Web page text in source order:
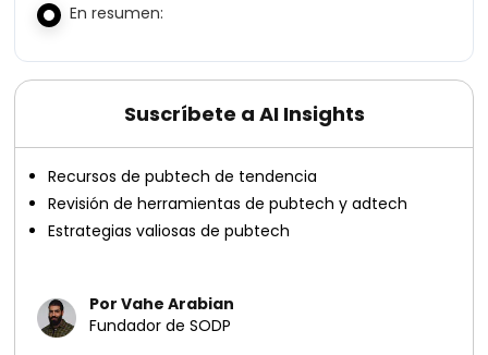
En resumen:
Suscríbete a AI Insights
Recursos de pubtech de tendencia
Revisión de herramientas de pubtech y adtech
Estrategias valiosas de pubtech
Por Vahe Arabian
Fundador de SODP